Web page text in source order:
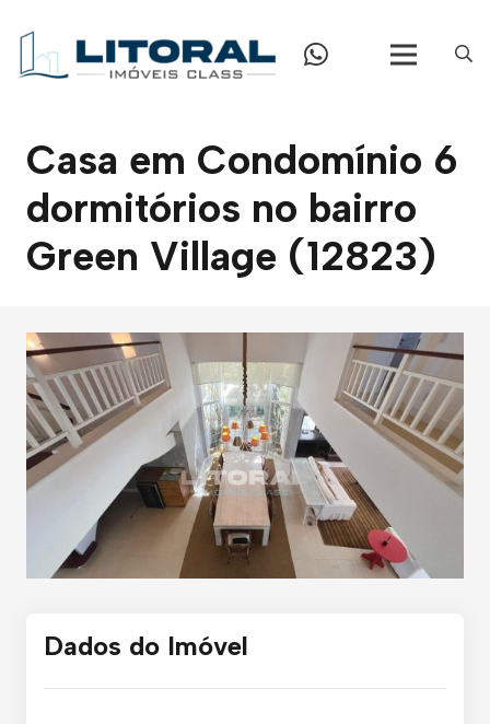
Casa em Condomínio 6
dormitórios no bairro
Green Village (12823)
Dados do Imóvel